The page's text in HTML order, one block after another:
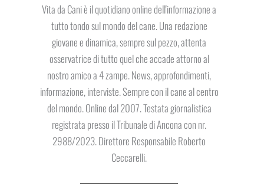
Vita da Cani è il quotidiano online dell'informazione a
tutto tondo sul mondo del cane. Una redazione
giovane e dinamica, sempre sul pezzo, attenta
osservatrice di tutto quel che accade attorno al
nostro amico a 4 zampe. News, approfondimenti,
informazione, interviste. Sempre con il cane al centro
del mondo. Online dal 2007. Testata giornalistica
registrata presso il Tribunale di Ancona con nr.
2988/2023. Direttore Responsabile Roberto
Ceccarelli.